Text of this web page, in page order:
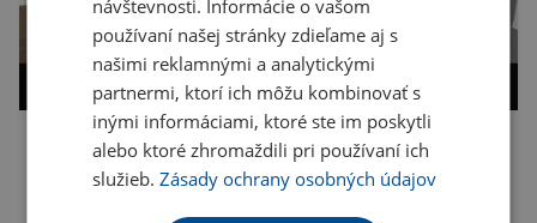
návštevnosti. Informácie o vašom
používaní našej stránky zdieľame aj s
našimi reklamnými a analytickými
partnermi, ktorí ich môžu kombinovať s
inými informáciami, ktoré ste im poskytli
alebo ktoré zhromaždili pri používaní ich
služieb.Zásady ochrany osobných údajov